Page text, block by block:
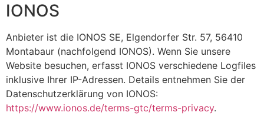
IONOS
Anbieter ist die IONOS SE, Elgendorfer Str. 57, 56410
Montabaur (nachfolgend IONOS). Wenn Sie unsere
Website besuchen, erfasst IONOS verschiedene Logfiles
inklusive Ihrer IP-Adressen. Details entnehmen Sie der
Datenschutzerklärung von IONOS:
https://www.ionos.de/terms-gtc/terms-privacy.